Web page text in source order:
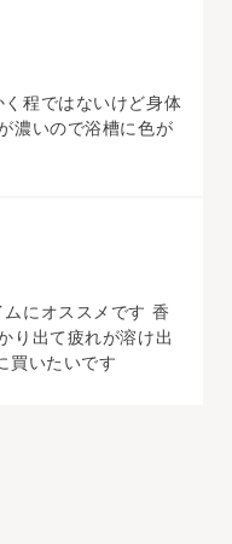
程ではないけど身体
濃いので浴槽に色が
にオススメです 香
り出て疲れが溶け出
買いたいです